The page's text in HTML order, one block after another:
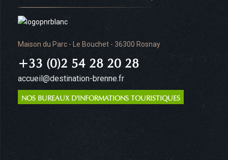
Maison du Parc - Le Bouchet - 36300 Rosnay
+33 (0)2 54 28 20 28
accueil@destination-brenne.fr
NOS BUREAUX D'INFORMATIONS TOURISTIQUES